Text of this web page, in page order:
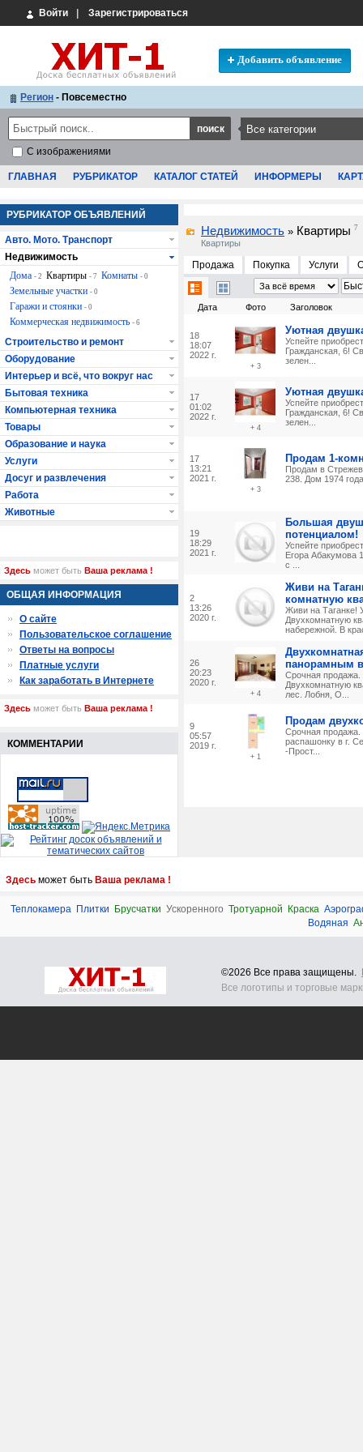
Войти Зарегистрироваться
Добавить объявление
Регион - Повсеместно
С изображениями
ГЛАВНАЯ РУБРИКАТОР КАТАЛОГ СТАТЕЙ ИНФОРМЕРЫ
Недвижимость » Квартиры 7
Квартиры
Продажа Покупка Услуги
Дата Фото Заголовок
18
18:07
2022 г.
+ 3
Уютная
Успейте
Гражданская, 6!
зелен...
17
01:02
2022 г.
+ 4
Уютная
Успейте
Гражданская, 6!
зелен...
17
13:21
2021 г.
+ 3
Продам 1-
Продам в
238. Дом 1974
19
18:29
2021 г.
Большая
потенциалом!
Успейте
Егора Абакумова
с ...
2
13:26
2020 г.
Живи на
комнатную
Живи на Таганке!
Двухкомнатную
набережной. В
26
20:23
2020 г.
+ 4
панорамным
Срочная продажа.
Двухкомнатную
лес. Лобня, О...
9
05:57
2019 г.
+ 1
Продам
Срочная продажа.
распашонку в г.
-Прост...
РУБРИКАТОР ОБЪЯВЛЕНИЙ
Авто. Мото. Транспорт
Недвижимость
Дома - 2 Квартиры - 7 Комнаты - 0
Земельные участки - 0
Гаражи и стоянки - 0
Коммерческая недвижимость - 6
Строительство и ремонт
Оборудование
Интерьер и всё, что вокруг нас
Бытовая техника
Компьютерная техника
Товары
Образование и наука
Услуги
Досуг и развлечения
Работа
Животные
Здесь может быть Ваша реклама !
ОБЩАЯ ИНФОРМАЦИЯ
О сайте
Пользовательское соглашение
Ответы на вопросы
Платные услуги
Как заработать в Интернете
Здесь может быть Ваша реклама !
КОММЕНТАРИИ
Здесь может быть Ваша реклама !
Теплокамера Плитки Брусчатки Ускоренного Тротуарной Краска
Водяная
©2026 Все права защищены.
Все логотипы и торговые